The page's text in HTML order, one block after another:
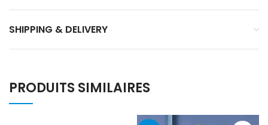
SHIPPING & DELIVERY
PRODUITS SIMILAIRES